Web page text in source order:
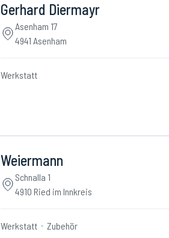
Gerhard Diermayr
Asenham 17
4941 Asenham
Werkstatt
Weiermann
Schnalla 1
4910 Ried im Innkreis
Werkstatt Zubehör